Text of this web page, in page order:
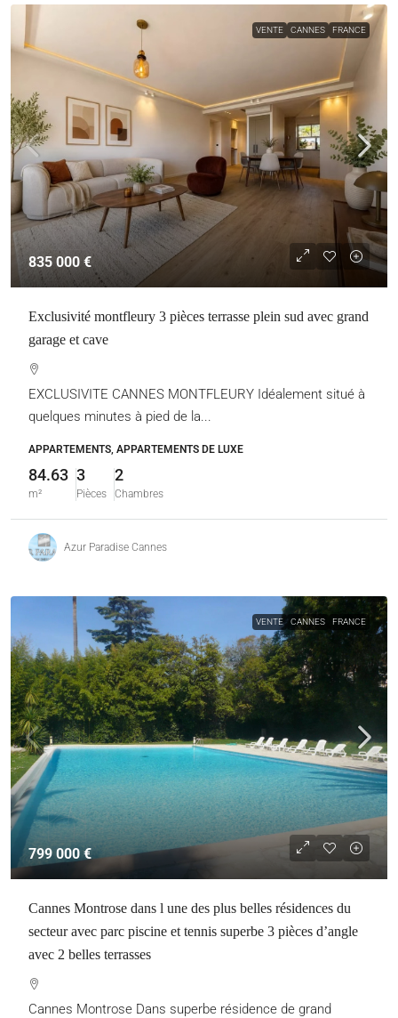
VENTE CANNES FRANCE
835 000 €
Exclusivité montfleury 3 pièces terrasse plein sud avec grand
garage et cave
EXCLUSIVITE CANNES MONTFLEURY Idéalement situé à
quelques minutes à pied de la...
APPARTEMENTS, APPARTEMENTS DE LUXE
84.63
m²
3
Pièces
2
Chambres
Azur Paradise Cannes
VENTE CANNES FRANCE
799 000 €
Cannes Montrose dans l une des plus belles résidences du
secteur avec parc piscine et tennis superbe 3 pièces d’angle
avec 2 belles terrasses
Cannes Montrose Dans superbe résidence de grand